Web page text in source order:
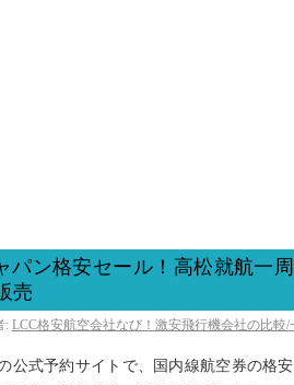
パン格安セール！高松就航一
売
: LCC格安航空会社なび！激安飛行機会社の比較/
公式予約サイトで、国内線航空券の格